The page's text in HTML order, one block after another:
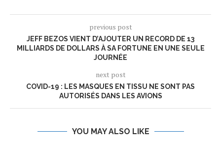
previous post
JEFF BEZOS VIENT D’AJOUTER UN RECORD DE 13
MILLIARDS DE DOLLARS À SA FORTUNE EN UNE SEULE
JOURNÉE
next post
COVID-19 : LES MASQUES EN TISSU NE SONT PAS
AUTORISÉS DANS LES AVIONS
YOU MAY ALSO LIKE